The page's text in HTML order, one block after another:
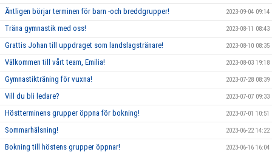
Äntligen börjar terminen för barn -och breddgrupper! 2023-09-04 09:14
Träna gymnastik med oss! 2023-08-11 08:43
Grattis Johan till uppdraget som landslagstränare! 2023-08-10 08:35
Välkommen till vårt team, Emilia! 2023-08-03 19:18
Gymnastikträning för vuxna! 2023-07-28 08:39
Vill du bli ledare? 2023-07-07 09:33
Höstterminens grupper öppna för bokning! 2023-07-01 10:51
Sommarhälsning! 2023-06-22 14:22
Bokning till höstens grupper öppnar! 2023-06-16 16:04